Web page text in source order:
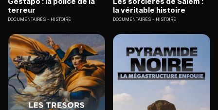
terreur
DOCUMENTAIRES HISTOIRE
la véritable histoire
DOCUMENTAIRES HISTOIRE